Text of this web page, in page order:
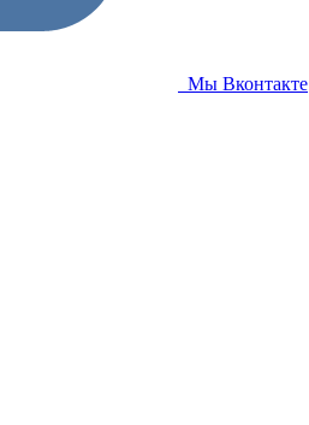
Мы Вконтакте